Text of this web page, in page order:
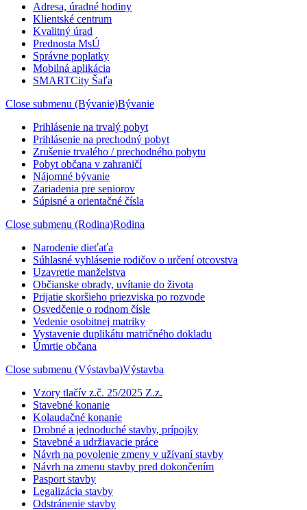
Adresa, úradné hodiny
Klientské centrum
Kvalitný úrad
Prednosta MsÚ
Správne poplatky
Mobilná aplikácia
SMARTCity Šaľa
Close submenu (Bývanie)Bývanie
Prihlásenie na trvalý pobyt
Prihlásenie na prechodný pobyt
Zrušenie trvalého / prechodného pobytu
Pobyt občana v zahraničí
Nájomné bývanie
Zariadenia pre seniorov
Súpisné a orientačné čísla
Close submenu (Rodina)Rodina
Narodenie dieťaťa
Súhlasné vyhlásenie rodičov o určení otcovstva
Uzavretie manželstva
Občianske obrady, uvítanie do života
Prijatie skoršieho priezviska po rozvode
Osvedčenie o rodnom čísle
Vedenie osobitnej matriky
Vystavenie duplikátu matričného dokladu
Úmrtie občana
Close submenu (Výstavba)Výstavba
Vzory tlačív z.č. 25/2025 Z.z.
Stavebné konanie
Kolaudačné konanie
Drobné a jednoduché stavby, prípojky
Stavebné a udržiavacie práce
Návrh na povolenie zmeny v užívaní stavby
Návrh na zmenu stavby pred dokončením
Pasport stavby
Legalizácia stavby
Odstránenie stavby